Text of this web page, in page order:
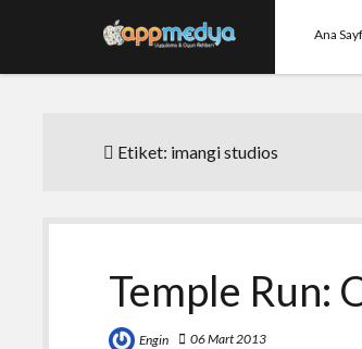
Ana
Etiket: imangi studios
Temple Run:
Engin 06 Mart 2013